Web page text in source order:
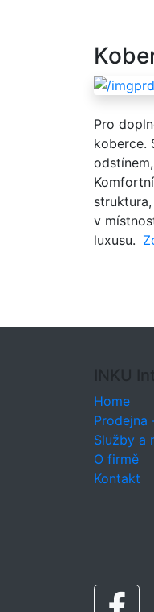
Pro
koberce.
v
luxusu.
INKU
Home
Prodejna
Služby a
O firmě
Kontakt